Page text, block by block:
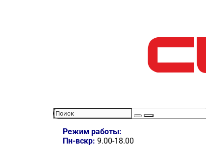
Режим работы:
Пн-вскр: 9.00-18.00